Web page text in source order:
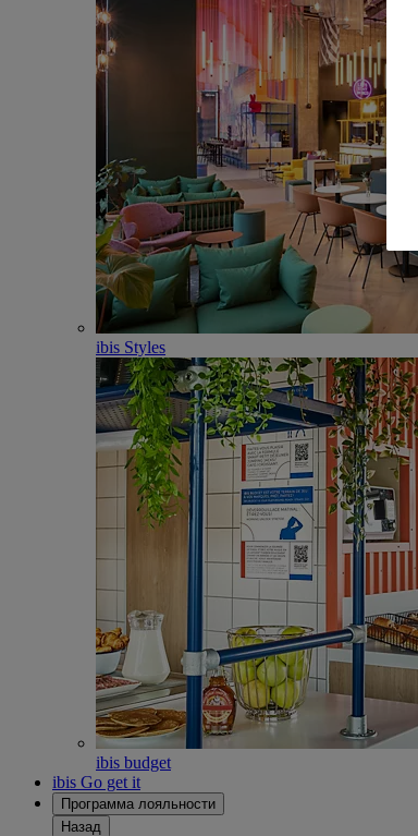
ibis Styles
ibis budget
ibis Go get it
Программа лояльности
Назад